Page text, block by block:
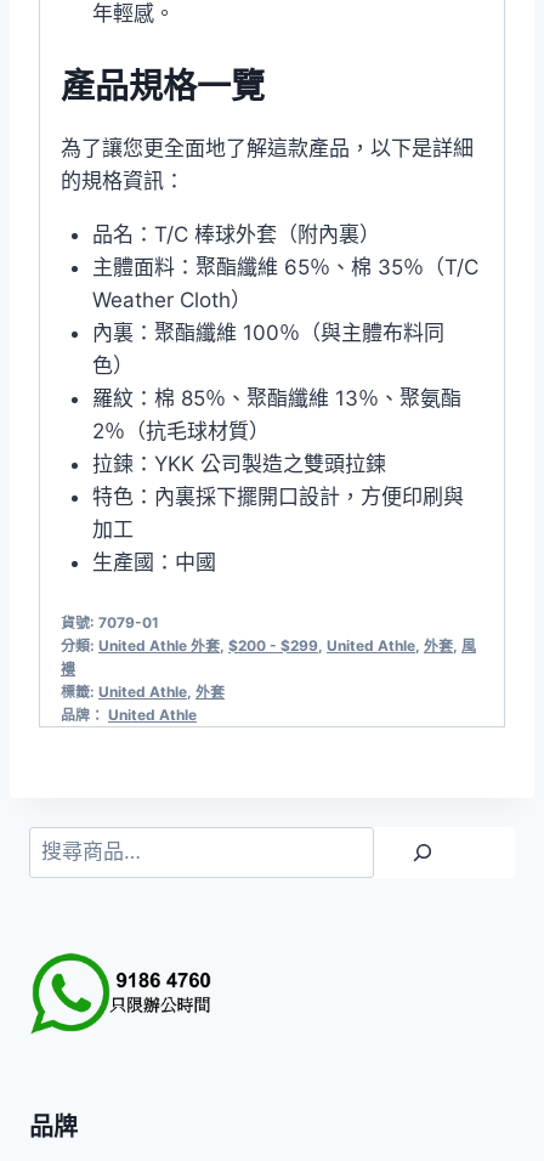
年輕感。
產品規格一覽
為了讓您更全面地了解這款產品，以下是詳細
的規格資訊：
品名：T/C 棒球外套（附內裏）
主體面料：聚酯纖維 65％、棉 35％（T/C
Weather Cloth）
內裏：聚酯纖維 100％（與主體布料同
色）
羅紋：棉 85％、聚酯纖維 13％、聚氨酯
2％（抗毛球材質）
拉鍊：YKK 公司製造之雙頭拉鍊
特色：內裏採下擺開口設計，方便印刷與
加工
生產國：中國
貨號: 7079-01
分類: United Athle 外套 $200 - $299 United Athle 外套 風
褸
標籤: United Athle 外套
品牌： United Athle
搜
尋
品牌